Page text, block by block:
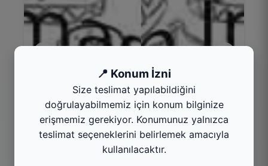
yarım ekmek
Kategoriyi Gör
Menüye Git
📍 Konum İzni
Size teslimat yapılabildiğini
doğrulayabilmemiz için konum bilginize
erişmemiz gerekiyor. Konumunuz yalnızca
teslimat seçeneklerini belirlemek amacıyla
kullanılacaktır.